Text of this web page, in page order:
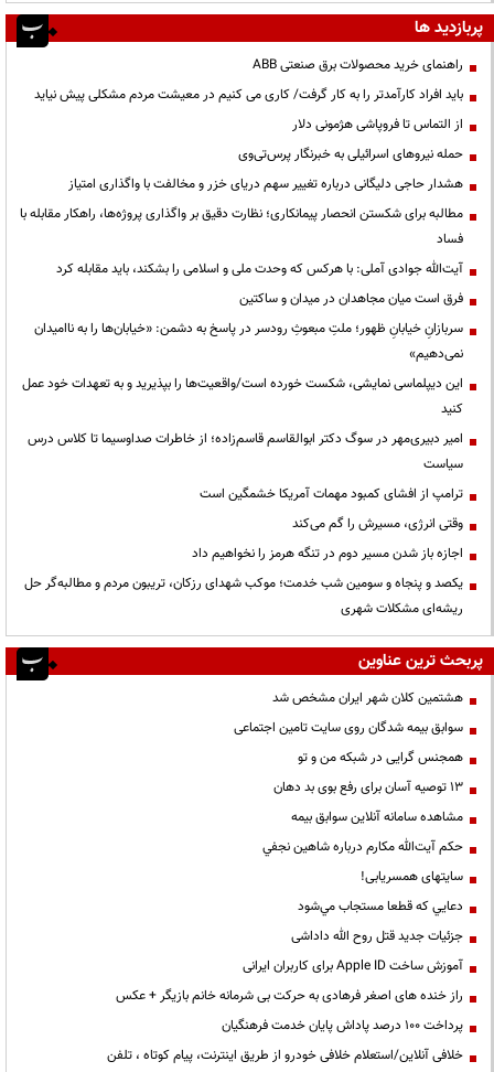
پربازدید ها
راهنمای خرید محصولات برق صنعتی ABB
باید افراد کارآمدتر را به کار گرفت/ کاری می کنیم در معیشت مردم مشکلی پیش نیاید
از التماس تا فروپاشی هژمونی دلار
حمله نیروهای اسرائیلی به خبرنگار پرس‌تی‌وی
هشدار حاجی دلیگانی درباره تغییر سهم دریای خزر و مخالفت با واگذاری امتیاز
مطالبه برای شکستن انحصار پیمانکاری؛ نظارت دقیق بر واگذاری پروژه‌ها، راهکار مقابله با
فساد
آیت‌الله جوادی آملی: با هرکس که وحدت ملی و اسلامی را بشکند، باید مقابله کرد
فرق است میان مجاهدان در میدان و ساکتین
سربازانِ خیابانِ ظهور؛ ملتِ مبعوثِ رودسر در پاسخ به دشمن: «خیابان‌ها را به ناامیدان
نمی‌دهیم»
این دیپلماسی نمایشی، شکست خورده است/واقعیت‌ها را بپذیرید و به تعهدات خود عمل
کنید
امیر دبیری‌مهر در سوگ دکتر ابوالقاسم قاسم‌زاده؛ از خاطرات صداوسیما تا کلاس درس
سیاست
ترامپ از افشای کمبود مهمات آمریکا خشمگین است
وقتی انرژی، مسیرش را گم می‌کند
اجازه باز شدن مسیر دوم در تنگه هرمز را نخواهیم داد
یکصد و پنجاه و سومین شب خدمت؛ موکب شهدای رزکان، تریبون مردم و مطالبه‌گر حل
ریشه‌ای مشکلات شهری
پربحث ترین عناوین
هشتمین کلان شهر ایران مشخص شد
سوابق بیمه شدگان روی سایت تامین اجتماعی
همجنس گرایی در شبکه من و تو
13 توصیه آسان برای رفع بوی بد دهان
مشاهده سامانه آنلاين سوابق بیمه
حكم آيت‌الله مكارم درباره شاهين نجفي
سایتهای همسریابی!
دعايي كه قطعا مستجاب مي‌شود
جزئیات جدید قتل روح الله داداشی
آموزش ساخت Apple ID برای کاربران ایرانی
راز خنده های اصغر فرهادی به حرکت بی شرمانه خانم بازیگر + عکس
پرداخت ۱۰۰ درصد پاداش پایان خدمت فرهنگیان
خلافی آنلاین/استعلام خلافی خودرو از طریق اینترنت، پیام کوتاه ، تلفن